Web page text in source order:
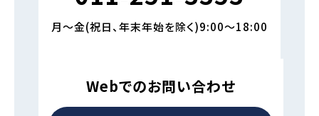
月～金(祝日、年末年始を除く)9:00～18:00
Webでのお問い合わせ